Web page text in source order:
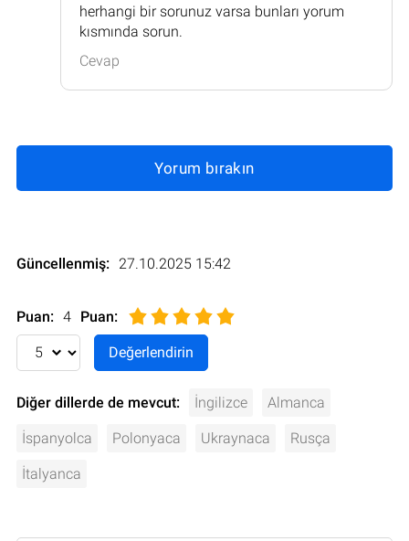
herhangi bir sorunuz varsa bunları yorum
kısmında sorun.
Cevap
Yorum bırakın
Güncellenmiş: 27.10.2025 15:42
Puan: 4 Puan:
Diğer dillerde de mevcut: İngilizce Almanca
İspanyolca Polonyaca Ukraynaca Rusça
İtalyanca